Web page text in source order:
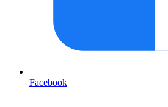
Facebook